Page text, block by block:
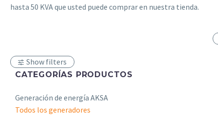
hasta 50 KVA que usted puede comprar en nuestra tienda.
Show filters
CATEGORÍAS PRODUCTOS
Generación de energía AKSA
Todos los generadores